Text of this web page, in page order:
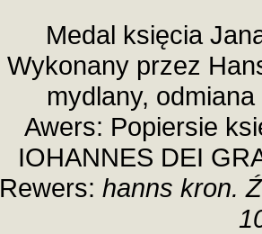
Medal księcia
Wykonany przez
mydlany,
Awers: Popiersie
IOHANNES DEI
Rewers: hanns kron.